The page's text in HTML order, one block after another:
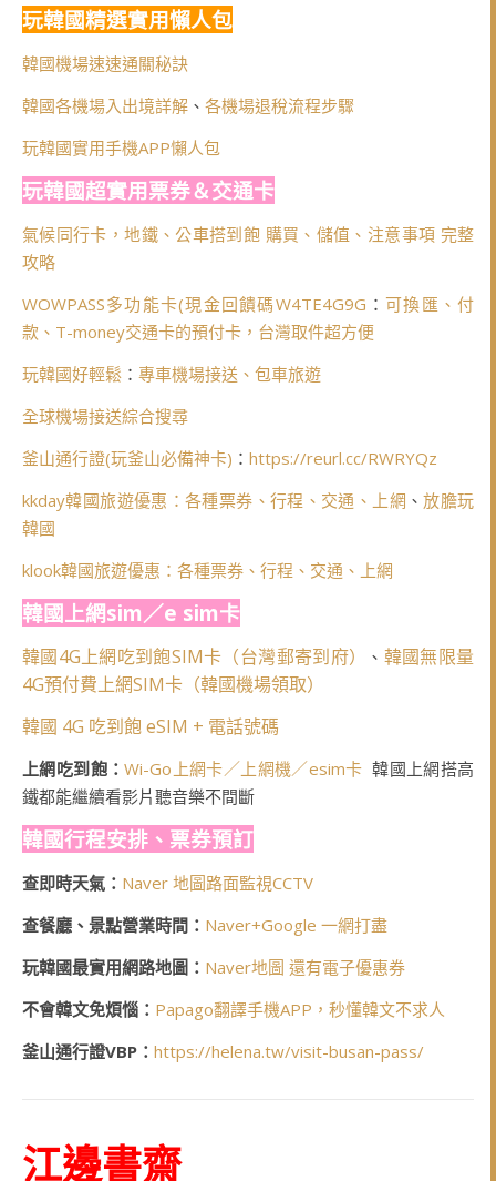
玩韓國精選實用懶人包
韓國機場速速通關秘訣
韓國各機場入出境詳解 、 各機場退稅流程步驟
玩韓國實用手機APP懶人包
玩韓國超實用票券＆交通卡
氣候同行卡，地鐵、公車搭到飽 購買、儲值、注意事項 完整
攻略
WOWPASS多功能卡(現金回饋碼W4TE4G9G ：可換匯、付
款、T-money交通卡的預付卡，台灣取件超方便
玩韓國好輕鬆 ： 專車機場接送、包車旅遊
全球機場接送綜合搜尋
釜山通行證(玩釜山必備神卡) ： https://reurl.cc/RWRYQz
kkday韓國旅遊優惠：各種票券、行程、交通、上網 、放膽玩
韓國
klook韓國旅遊優惠：各種票券、行程、交通、上網
韓國上網sim／e sim卡
韓國4G上網吃到飽SIM卡（台灣郵寄到府） 、 韓國無限量
4G預付費上網SIM卡（韓國機場領取）
韓國 4G 吃到飽 eSIM + 電話號碼
上網吃到飽：Wi-Go上網卡／上網機／esim卡 韓國上網搭高
鐵都能繼續看影片聽音樂不間斷
韓國行程安排、票券預訂
查即時天氣： Naver 地圖路面監視CCTV
查餐廳、景點營業時間： Naver+Google 一網打盡
玩韓國最實用網路地圖： Naver地圖 還有電子優惠券
不會韓文免煩惱： Papago翻譯手機APP，秒懂韓文不求人
釜山通行證VBP： https://helena.tw/visit-busan-pass/
江邊書齋